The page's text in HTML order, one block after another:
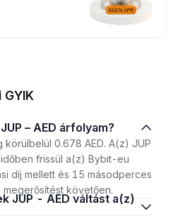
GYIK
JUP – AED árfolyam?
0.678 AED. A(z) JUP
frissül a(z) Bybit-eu
díj mellett és 15 másodperces
követően.